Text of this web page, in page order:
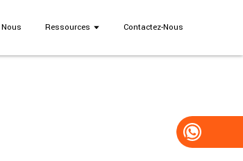
Ressources Contactez-Nous